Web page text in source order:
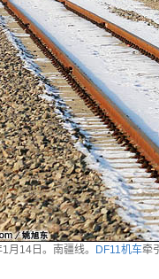
月14日。南疆线。 DF11机车牵